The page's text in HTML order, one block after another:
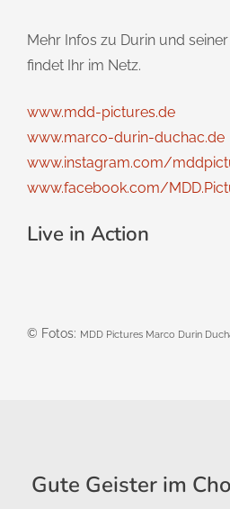
Gute Geister im
Mehr Infos zu Durin und
findet Ihr im Netz.
www.mdd-pictures.de
www.marco-durin-duchac.de
www.instagram.com/
www.facebook.com/
Live in Action
© Fotos: MDD Pictures Marco Durin